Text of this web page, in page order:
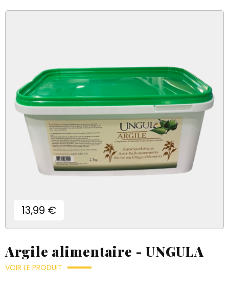
Prix
13,99 €
Argile alimentaire - UNGULA
VOIR LE PRODUIT